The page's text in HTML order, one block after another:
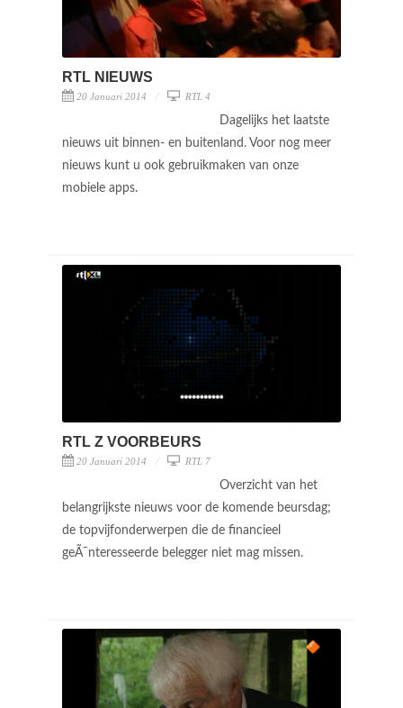
RTL NIEUWS
20 Januari 2014 RTL 4
Dagelijks het laatste
nieuws uit binnen- en buitenland. Voor nog meer
nieuws kunt u ook gebruikmaken van onze
mobiele apps.
RTL Z VOORBEURS
20 Januari 2014 RTL 7
Overzicht van het
belangrijkste nieuws voor de komende beursdag;
de topvijfonderwerpen die de financieel
geÃ¯nteresseerde belegger niet mag missen.